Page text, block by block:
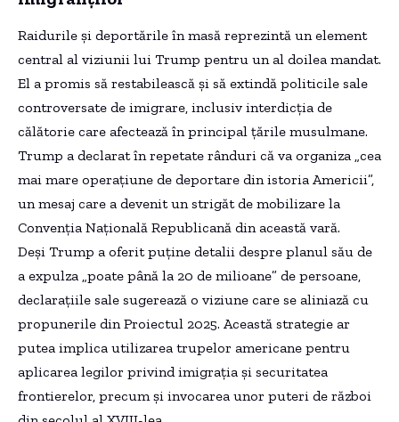
Raidurile și deportările în masă reprezintă un element
central al viziunii lui Trump pentru un al doilea mandat.
El a promis să restabilească și să extindă politicile sale
controversate de imigrare, inclusiv interdicția de
călătorie care afectează în principal țările musulmane.
Trump a declarat în repetate rânduri că va organiza „cea
mai mare operațiune de deportare din istoria Americii”,
un mesaj care a devenit un strigăt de mobilizare la
Convenția Națională Republicană din această vară.
Deși Trump a oferit puține detalii despre planul său de
a expulza „poate până la 20 de milioane” de persoane,
declarațiile sale sugerează o viziune care se aliniază cu
propunerile din Proiectul 2025. Această strategie ar
putea implica utilizarea trupelor americane pentru
aplicarea legilor privind imigrația și securitatea
frontierelor, precum și invocarea unor puteri de război